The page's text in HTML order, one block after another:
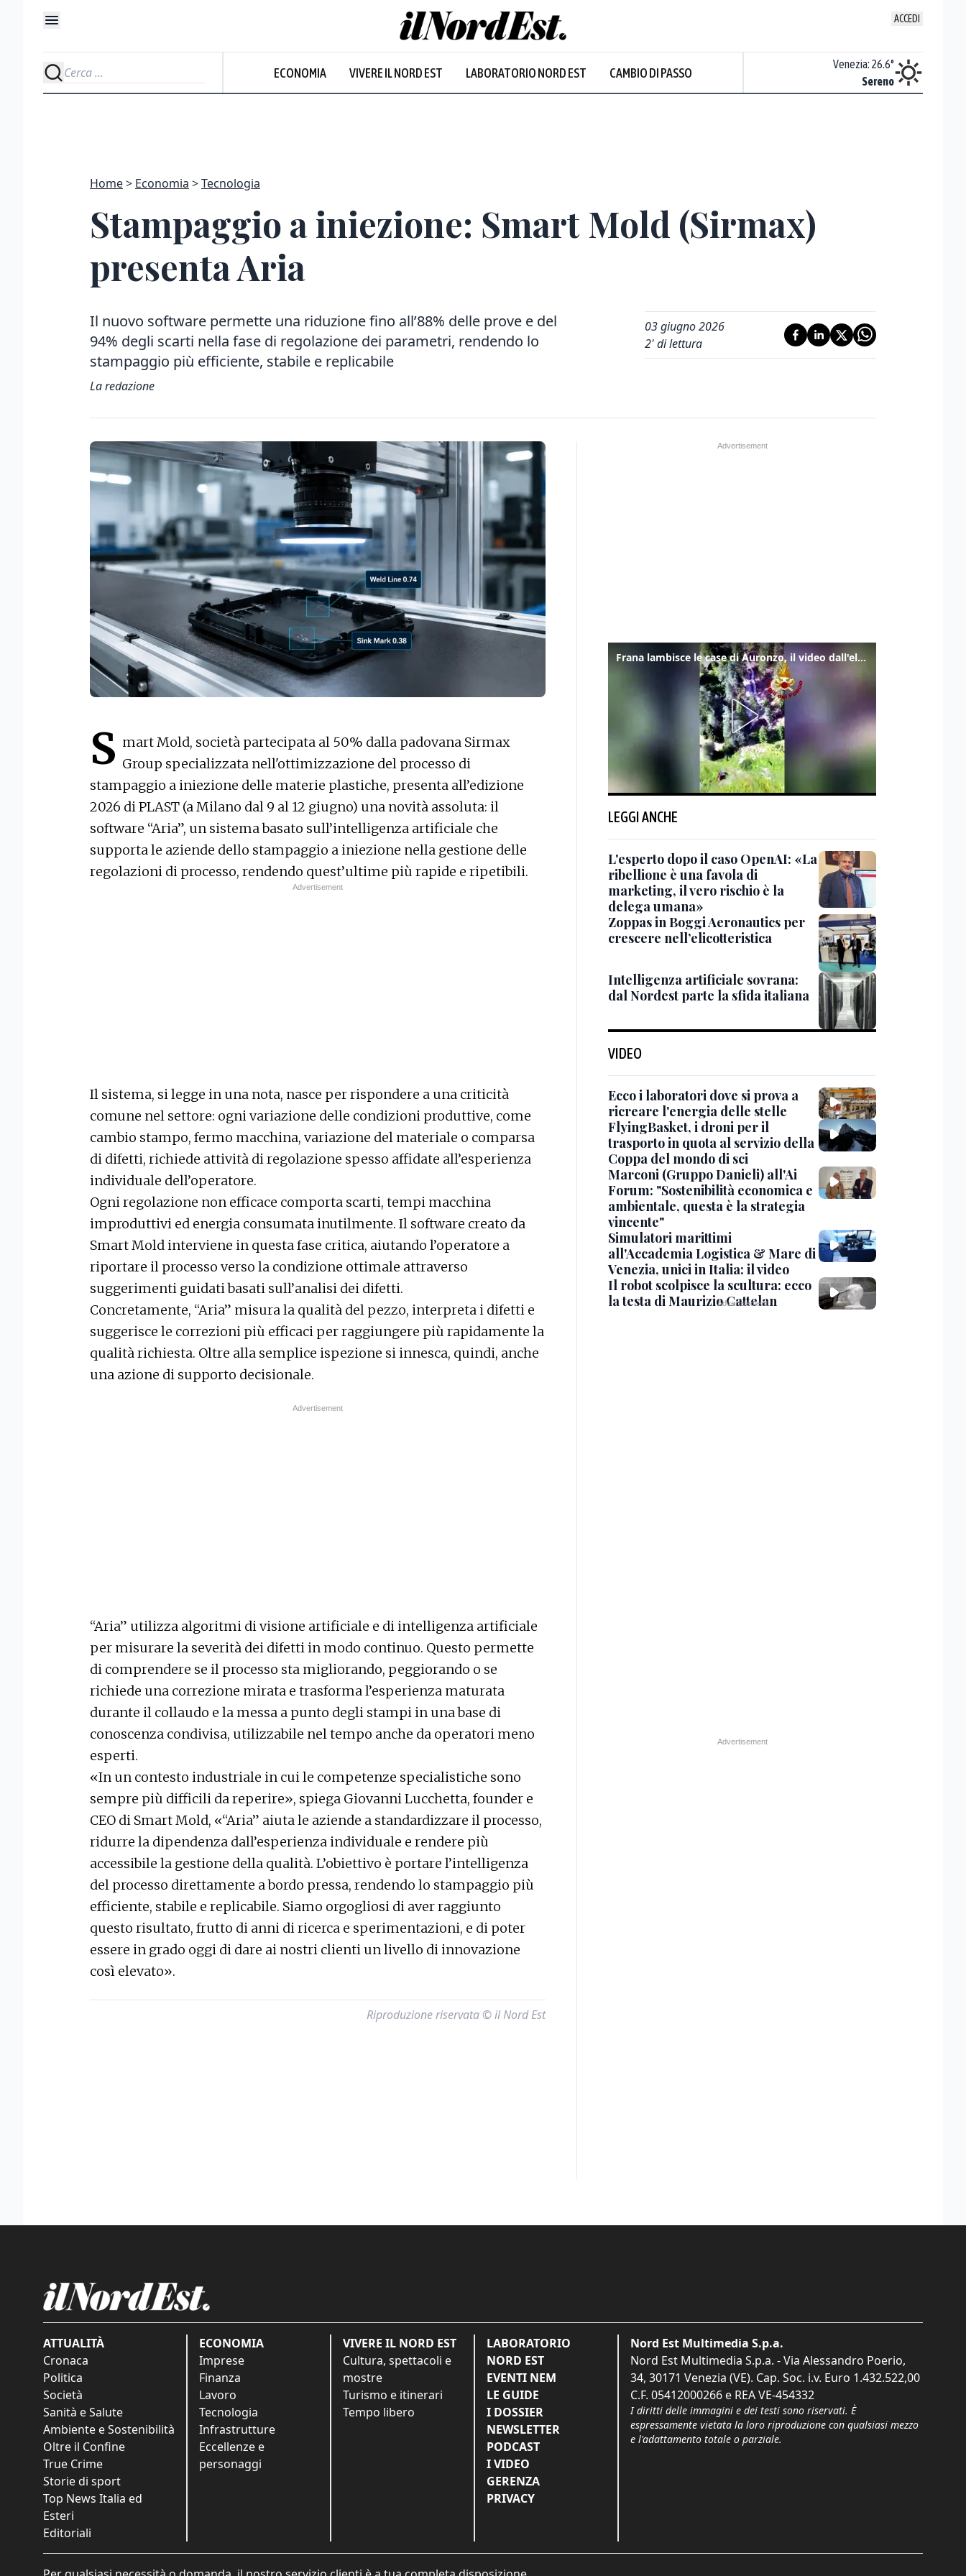
ACCEDI
ECONOMIA VIVERE IL NORD EST LABORATORIO NORD EST CAMBIO DI PASSO
Sereno
Venezia: 26.6°
Sereno
Home Economia Tecnologia
Stampaggio a iniezione: Smart Mold (Sirmax)
presenta Aria
Il nuovo software permette una riduzione fino all’88% delle prove e del
94% degli scarti nella fase di regolazione dei parametri, rendendo lo
stampaggio più efficiente, stabile e replicabile
La redazione
03 giugno 2026
2' di lettura
S mart Mold, società partecipata al 50% dalla padovana Sirmax
Group specializzata nell'ottimizzazione del processo di
stampaggio a iniezione delle materie plastiche, presenta all’edizione
2026 di PLAST (a Milano dal 9 al 12 giugno) una novità assoluta: il
software “Aria”, un sistema basato sull’intelligenza artificiale che
supporta le aziende dello stampaggio a iniezione nella gestione delle
regolazioni di processo, rendendo quest’ultime più rapide e ripetibili.
Il sistema, si legge in una nota, nasce per rispondere a una criticità
comune nel settore: ogni variazione delle condizioni produttive, come
cambio stampo, fermo macchina, variazione del materiale o comparsa
di difetti, richiede attività di regolazione spesso affidate all’esperienza
individuale dell’operatore.
Ogni regolazione non efficace comporta scarti, tempi macchina
improduttivi ed energia consumata inutilmente. Il software creato da
Smart Mold interviene in questa fase critica, aiutando l’operatore a
riportare il processo verso la condizione ottimale attraverso
suggerimenti guidati basati sull’analisi dei difetti.
Concretamente, “Aria” misura la qualità del pezzo, interpreta i difetti e
suggerisce le correzioni più efficaci per raggiungere più rapidamente la
qualità richiesta. Oltre alla semplice ispezione si innesca, quindi, anche
una azione di supporto decisionale.
“Aria” utilizza algoritmi di visione artificiale e di intelligenza artificiale
per misurare la severità dei difetti in modo continuo. Questo permette
di comprendere se il processo sta migliorando, peggiorando o se
richiede una correzione mirata e trasforma l’esperienza maturata
durante il collaudo e la messa a punto degli stampi in una base di
conoscenza condivisa, utilizzabile nel tempo anche da operatori meno
esperti.
«In un contesto industriale in cui le competenze specialistiche sono
sempre più difficili da reperire», spiega Giovanni Lucchetta, founder e
CEO di Smart Mold, «“Aria” aiuta le aziende a standardizzare il processo,
ridurre la dipendenza dall’esperienza individuale e rendere più
accessibile la gestione della qualità. L’obiettivo è portare l’intelligenza
del processo direttamente a bordo pressa, rendendo lo stampaggio più
efficiente, stabile e replicabile. Siamo orgogliosi di aver raggiunto
questo risultato, frutto di anni di ricerca e sperimentazioni, e di poter
essere in grado oggi di dare ai nostri clienti un livello di innovazione
così elevato».
Riproduzione riservata © il Nord Est
Frana lambisce le case di Auronzo, il video dall'elicottero dei vigili del fuoco
LEGGI ANCHE
L'esperto dopo il caso OpenAI: «La
ribellione è una favola di
marketing, il vero rischio è la
delega umana»
Zoppas in Boggi Aeronautics per
crescere nell’elicotteristica
Intelligenza artificiale sovrana:
dal Nordest parte la sfida italiana
VIDEO
Ecco i laboratori dove si prova a
ricreare l'energia delle stelle
FlyingBasket, i droni per il
trasporto in quota al servizio della
Coppa del mondo di sci
Marconi (Gruppo Danieli) all'Ai
Forum: "Sostenibilità economica e
ambientale, questa è la strategia
vincente"
Simulatori marittimi
all'Accademia Logistica & Mare di
Venezia, unici in Italia: il video
Il robot scolpisce la scultura: ecco
la testa di Maurizio Cattelan
ATTUALITÀ
Cronaca
Politica
Società
Sanità e Salute
Ambiente e Sostenibilità
Oltre il Confine
True Crime
Storie di sport
Top News Italia ed
Esteri
Editoriali
ECONOMIA
Imprese
Finanza
Lavoro
Tecnologia
Infrastrutture
Eccellenze e
personaggi
VIVERE IL NORD EST
Cultura, spettacoli e
mostre
Turismo e itinerari
Tempo libero
LABORATORIO
NORD EST
EVENTI NEM
LE GUIDE
I DOSSIER
NEWSLETTER
PODCAST
I VIDEO
GERENZA
PRIVACY
Nord Est Multimedia S.p.a.
Nord Est Multimedia S.p.a. - Via Alessandro Poerio,
34, 30171 Venezia (VE). Cap. Soc. i.v. Euro 1.432.522,00
C.F. 05412000266 e REA VE-454332
I diritti delle immagini e dei testi sono riservati. È
espressamente vietata la loro riproduzione con qualsiasi mezzo
e l'adattamento totale o parziale.